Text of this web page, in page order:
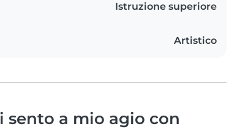
Istruzione superiore
Artistico
sento a mio agio con